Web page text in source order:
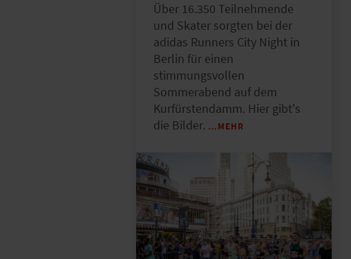
Über 16.350 Teilnehmende
und Skater sorgten bei der
adidas Runners City Night in
Berlin für einen
stimmungsvollen
Sommerabend auf dem
Kurfürstendamm. Hier gibt's
die Bilder. …MEHR